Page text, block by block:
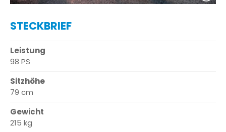
STECKBRIEF
Leistung
98 PS
Sitzhöhe
79 cm
Gewicht
215 kg